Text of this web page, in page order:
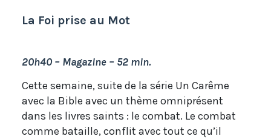
La Foi prise au Mot
20h40 – Magazine – 52 min.
Cette semaine, suite de la série Un Carême
avec la Bible avec un thème omniprésent
dans les livres saints : le combat. Le combat
comme bataille, conflit avec tout ce qu’il